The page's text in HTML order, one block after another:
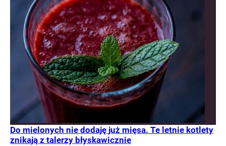
Do mielonych nie dodaję już mięsa. Te letnie kotlety
znikają z talerzy błyskawicznie